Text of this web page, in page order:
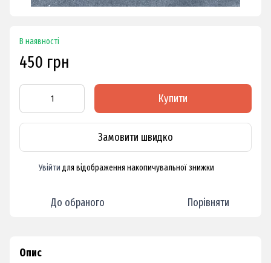
В наявності
450 грн
Купити
Замовити швидко
Увійти для відображення накопичувальної знижки
До обраного Порівняти
Опис